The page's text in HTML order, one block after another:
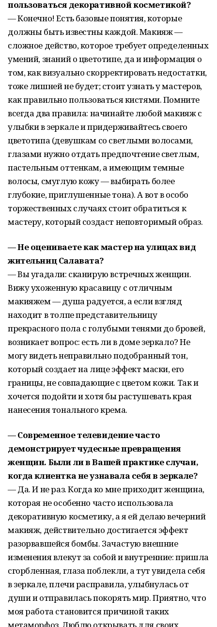
пользоваться декоративной косметикой?
— Конечно! Есть базовые понятия, которые
должны быть известны каждой. Макияж —
сложное действо, которое требует определенных
умений, знаний о цветотипе, да и информация о
том, как визуально скорректировать недостатки,
тоже лишней не будет; стоит узнать у мастеров,
как правильно пользоваться кистями. Помните
всегда два правила: начинайте любой макияж с
улыбки в зеркале и придерживайтесь своего
цветотипа (девушкам со светлыми волосами,
глазами нужно отдать предпочтение светлым,
пастельным оттенкам, а имеющим темные
волосы, смуглую кожу — выбирать более
глубокие, приглушенные тона). А вот в особо
торжественных случаях стоит обратиться к
мастеру, который создаст неповторимый образ.
— Не оцениваете как мастер на улицах вид
жительниц Салавата?
— Вы угадали: сканирую встречных женщин.
Вижу ухоженную красавицу с отличным
макияжем — душа радуется, а если взгляд
находит в толпе представительницу
прекрасного пола с голубыми тенями до бровей,
возникает вопрос: есть ли в доме зеркало? Не
могу видеть неправильно подобранный тон,
который создает на лице эффект маски, его
границы, не совпадающие с цветом кожи. Так и
хочется подойти и хотя бы растушевать края
нанесения тонального крема.
— Современное телевидение часто
демонстрирует чудесные превращения
женщин. Были ли в Вашей практике случаи,
когда клиентка не узнавала себя в зеркале?
— Да. И не раз. Когда ко мне приходит женщина,
которая не особенно часто использовала
декоративную косметику, а я ей делаю вечерний
макияж, действительно достигается эффект
разорвавшейся бомбы. Зачастую внешние
изменения влекут за собой и внутренние: пришла
сгорбленная, глаза поблекли, а тут увидела себя
в зеркале, плечи расправила, улыбнулась от
души и отправилась покорять мир. Приятно, что
моя работа становится причиной таких